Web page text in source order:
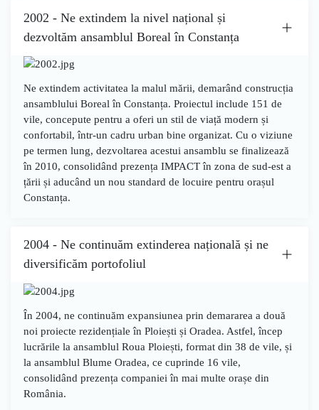
2002 - Ne extindem la nivel național și
dezvoltăm ansamblul Boreal în Constanța
Ne extindem activitatea la malul mării, demarând construcția
ansamblului Boreal în Constanța. Proiectul include 151 de
vile, concepute pentru a oferi un stil de viață modern și
confortabil, într-un cadru urban bine organizat. Cu o viziune
pe termen lung, dezvoltarea acestui ansamblu se finalizează
în 2010, consolidând prezența IMPACT în zona de sud-est a
țării și aducând un nou standard de locuire pentru orașul
Constanța.
2004 - Ne continuăm extinderea națională și ne
diversificăm portofoliul
În 2004, ne continuăm expansiunea prin demararea a două
noi proiecte rezidențiale în Ploiești și Oradea. Astfel, încep
lucrările la ansamblul Roua Ploiești, format din 38 de vile, și
la ansamblul Blume Oradea, ce cuprinde 16 vile,
consolidând prezența companiei în mai multe orașe din
România.